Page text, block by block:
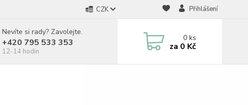
CZK Přihlášení
Nevíte si rady? Zavolejte.
+420 795 533 353
12-14 hodin
0ks
za 0 Kč